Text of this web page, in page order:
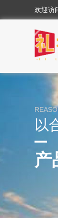
欢迎访
以
产